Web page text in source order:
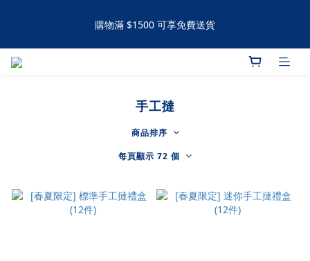
購物滿 $1500 可享免費送貨
手工撻 / 曲奇購買滿60件可享有九五折優惠 滿120件可享有九折優
手工撻
商品排序
每頁顯示 72 個